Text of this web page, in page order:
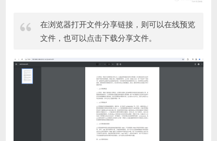
在浏览器打开文件分享链接，则可以在线预览
文件，也可以点击下载分享文件。